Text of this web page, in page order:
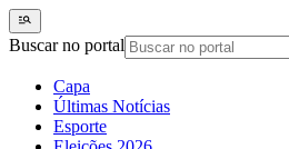
Buscar no portal
Capa
Últimas Notícias
Esporte